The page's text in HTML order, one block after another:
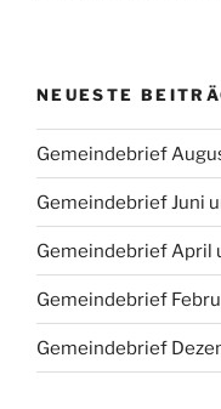
NEUESTE
Gemeindebrief
Gemeindebrief Juni
Gemeindebrief April
Gemeindebrief
Gemeindebrief